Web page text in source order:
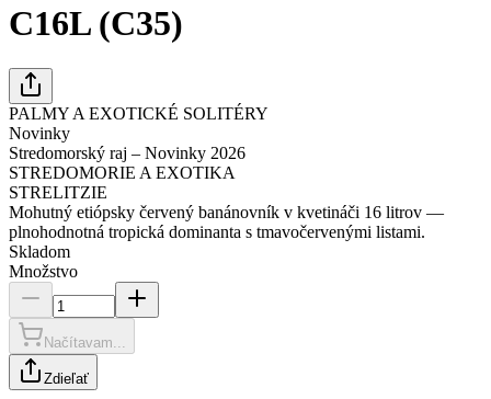
C16L (C35)
PALMY A EXOTICKÉ SOLITÉRY
Novinky
Stredomorský raj – Novinky 2026
STREDOMORIE A EXOTIKA
STRELITZIE
Mohutný etiópsky červený banánovník v kvetináči 16 litrov —
plnohodnotná tropická dominanta s tmavočervenými listami.
Skladom
Množstvo
Načítavam...
Zdieľať